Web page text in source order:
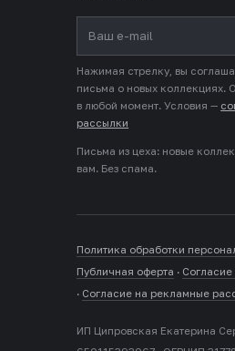
Нажимая стрелку, вы
письма о новых коллекциях.
в любой момент. Условия —
рассылки
Письма из цеха: новые
вам. Без спама.
Политика обработки
Публичная оферта ·
· Согласие на рекламные
ИП Ципровская Екатерина